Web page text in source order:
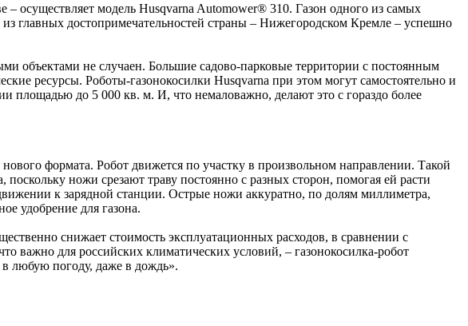
осуществляет модель Husqvarna Automower® 310. Газон одного из самых
главных достопримечательностей страны – Нижегородском Кремле – успешно
объектами не случаен. Большие садово-парковые территории с постоянным
ресурсы. Роботы-газонокосилки Husqvarna при этом могут самостоятельно и
площадью до 5 000 кв. м. И, что немаловажно, делают это с гораздо более
формата. Робот движется по участку в произвольном направлении. Такой
ножи срезают траву постоянно с разных сторон, помогая ей расти
к зарядной станции. Острые ножи аккуратно, по долям миллиметра,
удобрение для газона.
снижает стоимость эксплуатационных расходов, в сравнении с
важно для российских климатических условий, – газонокосилка-робот
в любую погоду, даже в дождь».